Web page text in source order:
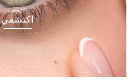
اكتشفي